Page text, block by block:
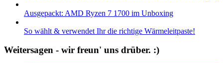
Ausgepackt: AMD Ryzen 7 1700 im Unboxing
So wählt & verwendet Ihr die richtige Wärmeleitpaste!
Weitersagen - wir freun' uns drüber. :)